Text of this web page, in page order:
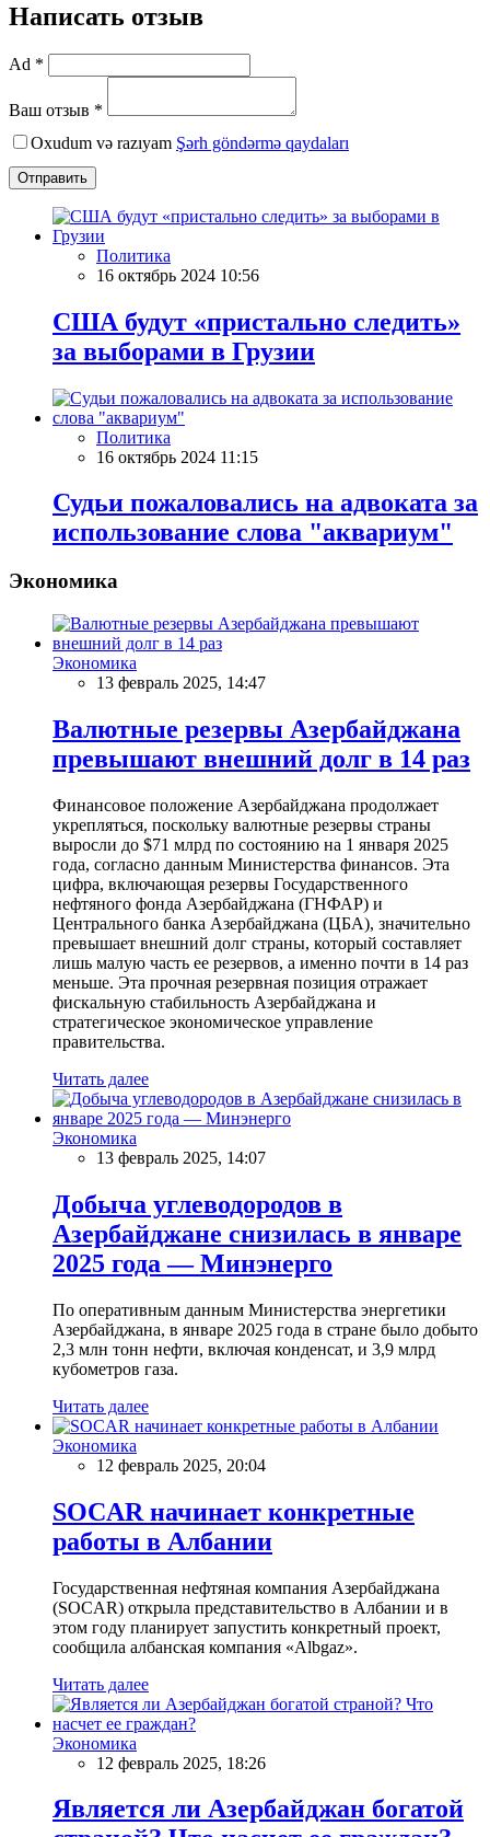
Написать отзыв
Ad *
Ваш отзыв *
Oxudum və razıyam Şərh göndərmə qaydaları
Отправить
Политика
16 октябрь 2024 10:56
США будут «пристально следить»
за выборами в Грузии
Политика
16 октябрь 2024 11:15
Судьи пожаловались на адвоката за
использование слова "аквариум"
Экономика
Экономика
13 февраль 2025, 14:47
Валютные резервы Азербайджана
превышают внешний долг в 14 раз
Финансовое положение Азербайджана продолжает
укрепляться, поскольку валютные резервы страны
выросли до $71 млрд по состоянию на 1 января 2025
года, согласно данным Министерства финансов. Эта
цифра, включающая резервы Государственного
нефтяного фонда Азербайджана (ГНФАР) и
Центрального банка Азербайджана (ЦБА), значительно
превышает внешний долг страны, который составляет
лишь малую часть ее резервов, а именно почти в 14 раз
меньше. Эта прочная резервная позиция отражает
фискальную стабильность Азербайджана и
стратегическое экономическое управление
правительства.
Читать далее
Экономика
13 февраль 2025, 14:07
Добыча углеводородов в
Азербайджане снизилась в январе
2025 года — Минэнерго
По оперативным данным Министерства энергетики
Азербайджана, в январе 2025 года в стране было добыто
2,3 млн тонн нефти, включая конденсат, и 3,9 млрд
кубометров газа.
Читать далее
Экономика
12 февраль 2025, 20:04
SOCAR начинает конкретные
работы в Албании
Государственная нефтяная компания Азербайджана
(SOCAR) открыла представительство в Албании и в
этом году планирует запустить конкретный проект,
сообщила албанская компания «Albgaz».
Читать далее
Экономика
12 февраль 2025, 18:26
Является ли Азербайджан богатой